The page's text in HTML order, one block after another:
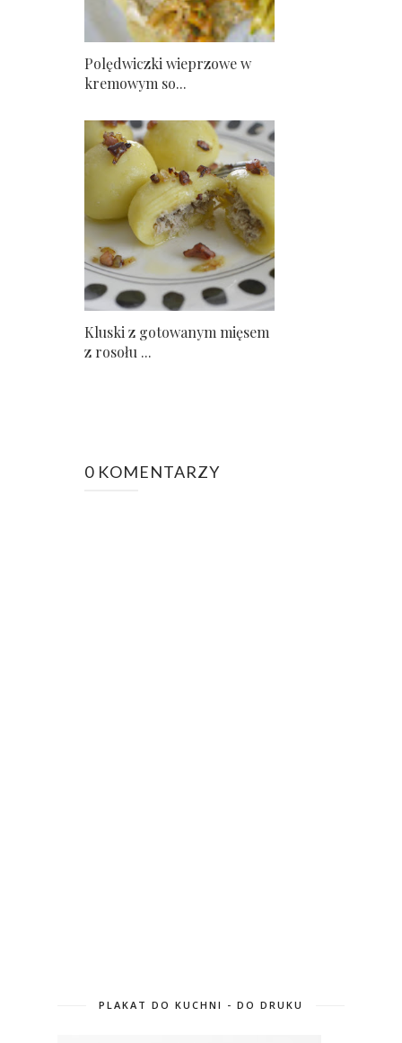
Polędwiczki wieprzowe w
kremowym so...
Kluski z gotowanym mięsem
z rosołu ...
0 KOMENTARZY
PLAKAT DO KUCHNI - DO DRUKU